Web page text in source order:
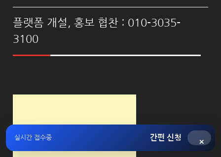
플랫폼 개설, 홍보 협찬 : 010-3035-
3100
실시간 접수중 간편 신청
×